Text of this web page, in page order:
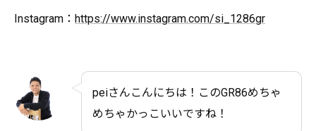
Instagram： https://www.instagram.com/si_1286gr
peiさんこんにちは！このGR86めちゃ
めちゃかっこいいですね！